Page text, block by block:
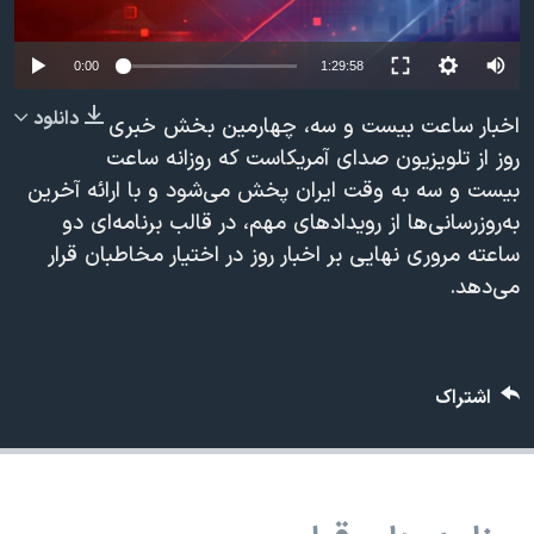
فرهنگ و زندگی
حقوق شهروندی
علم و فناوری
اسرائیل در جنگ
گالری عکس
آرشیو پخش زنده
مستندها
انتخابات ریاست جمهوری آمریکا ۲۰۲۴
رمز مهسا
ورزش زنان در ایران
اعتراضات زن، زندگی، آزادی
مجموعه مستندهای دادخواهی
چهل سال گروگان‌گیری
قانون شفافیت دارائی کادر رهبری ایران
دنبال کنید
زبانهای مختلف
Auto
240p
360p
480p
720p
1080p
0:00 1:29:58
480p
720p
دانلود
اخبار ساعت بیست و سه، چهارمین بخش خبری
روز از تلویزیون صدای آمریکاست که روزانه ساعت
بیست و سه به وقت ایران پخش می‌شود و با ارائه آخرین
به‌روزرسانی‌ها از رویدادهای مهم، در قالب برنامه‌ای دو
ساعته مروری نهایی بر اخبار روز در اختیار مخاطبان قرار
می‌دهد.
اشتراک